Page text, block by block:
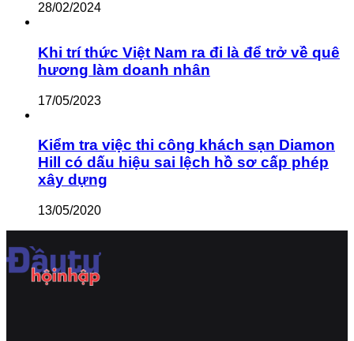
28/02/2024
Khi trí thức Việt Nam ra đi là để trở về quê
hương làm doanh nhân
17/05/2023
Kiểm tra việc thi công khách sạn Diamon
Hill có dấu hiệu sai lệch hồ sơ cấp phép
xây dựng
13/05/2020